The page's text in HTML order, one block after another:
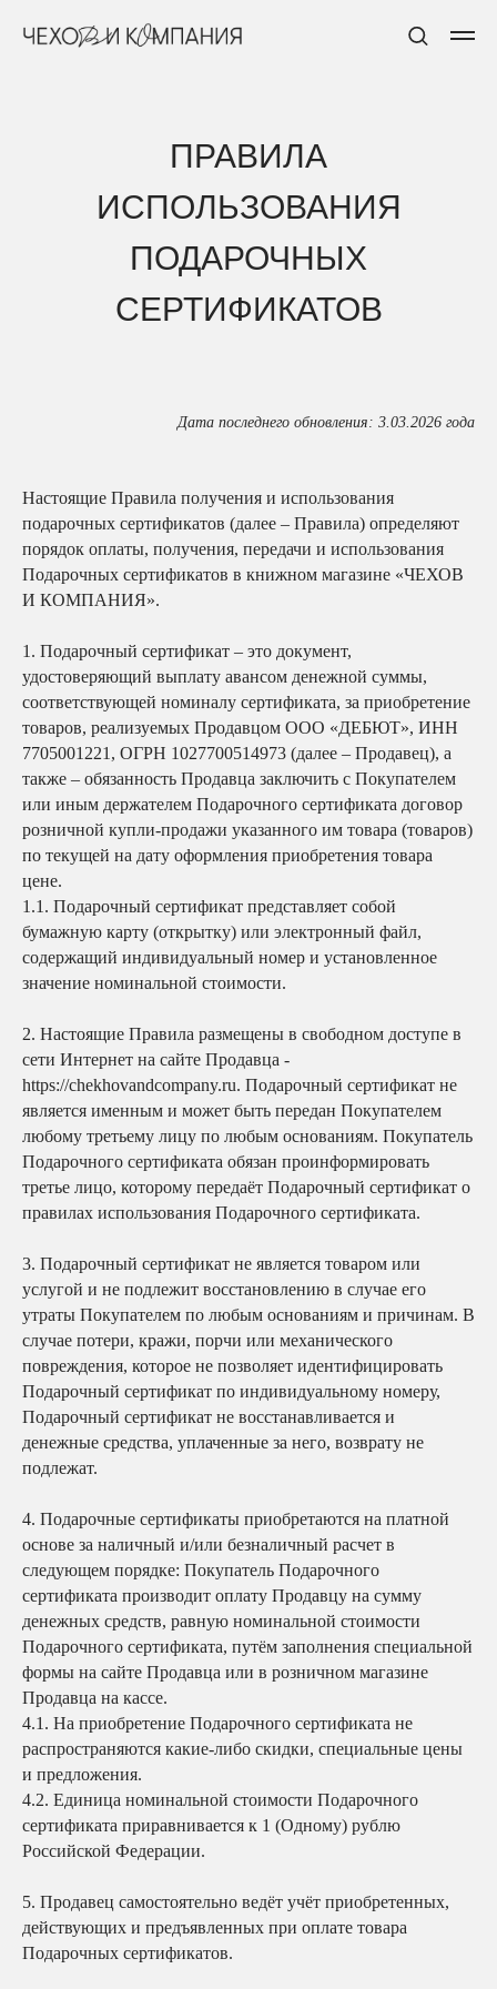
ПРАВИЛА
ИСПОЛЬЗОВАНИЯ
ПОДАРОЧНЫХ
СЕРТИФИКАТОВ
Дата последнего обновления: 3.03.2026 года
Настоящие Правила получения и использования
подарочных сертификатов (далее – Правила) определяют
порядок оплаты, получения, передачи и использования
Подарочных сертификатов в книжном магазине «ЧЕХОВ
И КОМПАНИЯ».
1. Подарочный сертификат – это документ,
удостоверяющий выплату авансом денежной суммы,
соответствующей номиналу сертификата, за приобретение
товаров, реализуемых Продавцом ООО «ДЕБЮТ», ИНН
7705001221, ОГРН 1027700514973 (далее – Продавец), а
также – обязанность Продавца заключить с Покупателем
или иным держателем Подарочного сертификата договор
розничной купли-продажи указанного им товара (товаров)
по текущей на дату оформления приобретения товара
цене.
1.1. Подарочный сертификат представляет собой
бумажную карту (открытку) или электронный файл,
содержащий индивидуальный номер и установленное
значение номинальной стоимости.
2. Настоящие Правила размещены в свободном доступе в
сети Интернет на сайте Продавца -
https://chekhovandcompany.ru. Подарочный сертификат не
является именным и может быть передан Покупателем
любому третьему лицу по любым основаниям. Покупатель
Подарочного сертификата обязан проинформировать
третье лицо, которому передаёт Подарочный сертификат о
правилах использования Подарочного сертификата.
3. Подарочный сертификат не является товаром или
услугой и не подлежит восстановлению в случае его
утраты Покупателем по любым основаниям и причинам. В
случае потери, кражи, порчи или механического
повреждения, которое не позволяет идентифицировать
Подарочный сертификат по индивидуальному номеру,
Подарочный сертификат не восстанавливается и
денежные средства, уплаченные за него, возврату не
подлежат.
4. Подарочные сертификаты приобретаются на платной
основе за наличный и/или безналичный расчет в
следующем порядке: Покупатель Подарочного
сертификата производит оплату Продавцу на сумму
денежных средств, равную номинальной стоимости
Подарочного сертификата, путём заполнения специальной
формы на сайте Продавца или в розничном магазине
Продавца на кассе.
4.1. На приобретение Подарочного сертификата не
распространяются какие-либо скидки, специальные цены
и предложения.
4.2. Единица номинальной стоимости Подарочного
сертификата приравнивается к 1 (Одному) рублю
Российской Федерации.
5. Продавец самостоятельно ведёт учёт приобретенных,
действующих и предъявленных при оплате товара
Подарочных сертификатов.